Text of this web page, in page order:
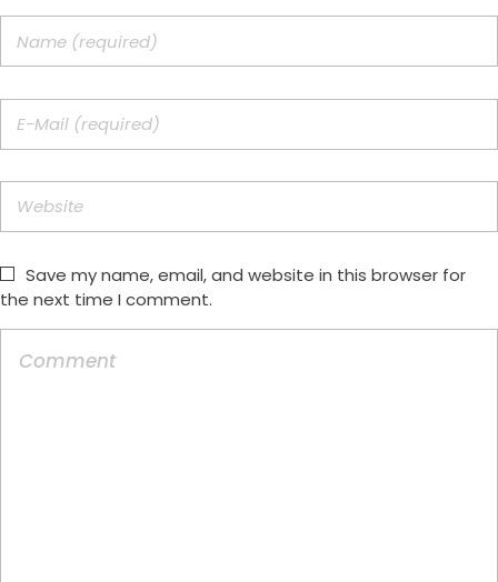
Save my name, email, and website in this browser for
the next time I comment.